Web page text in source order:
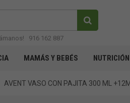
916 162 887
MAMÁS Y BEBÉS NUTRICIÓN
AVENT VASO CON PAJITA 300 ML